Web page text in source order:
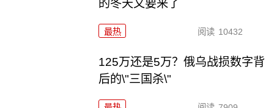
的冬天又要来了
最热 阅读 10432
125万还是5万？俄乌战损数字背
后的\"三国杀\"